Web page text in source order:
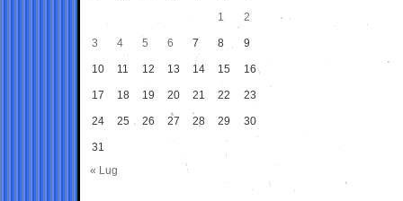
1
2
3 4 5 6 7 8 9
10 11 12 13 14 15 16
17 18 19 20 21 22 23
24 25 26 27 28 29 30
31
« Lug